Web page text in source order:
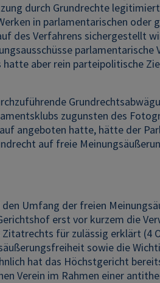
durch Grundrechte
in parlamentarischen oder
des Verfahrens sichergestellt
hatte aber rein parteipolitische
zugunsten des
angeboten hatte, hätte der
auf freie
Umfang der freien
erst vor kurzem die
für zulässig erklärt (4
sowie die
hat das Höchstgericht
Verein im Rahmen einer